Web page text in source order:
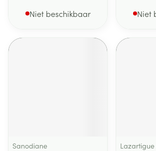
Niet beschikbaar Niet
Sanodiane
Lazartigue